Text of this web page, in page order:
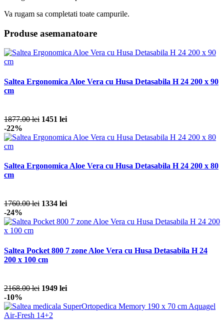
Va rugam sa completati toate campurile.
Produse asemanatoare
Saltea Ergonomica Aloe Vera cu Husa Detasabila H 24 200 x 90
cm
1877.00 lei 1451 lei
-22%
Saltea Ergonomica Aloe Vera cu Husa Detasabila H 24 200 x 80
cm
1760.00 lei 1334 lei
-24%
Saltea Pocket 800 7 zone Aloe Vera cu Husa Detasabila H 24
200 x 100 cm
2168.00 lei 1949 lei
-10%